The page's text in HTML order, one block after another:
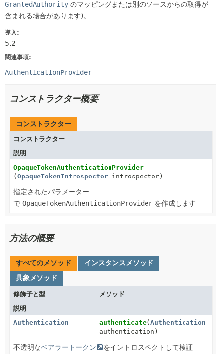
GrantedAuthority のマッピングまたは別のソースからの取得が
含まれる場合があります)。
導入:
5.2
関連事項:
AuthenticationProvider
コンストラクター概要
コンストラクター
コンストラクター
説明
OpaqueTokenAuthenticationProvider
( OpaqueTokenIntrospector introspector)
指定されたパラメーター
で OpaqueTokenAuthenticationProvider を作成します
方法の概要
すべてのメソッド
インスタンスメソッド
具象メソッド
修飾子と型
メソッド
説明
Authentication
authenticate(Authentication
authentication)
不透明なベアラートークン
をイントロスペクトして検証